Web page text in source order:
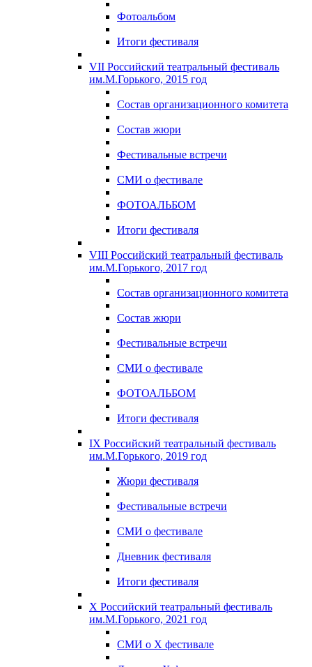
Фотоальбом
Итоги фестиваля
VII Российский театральный фестиваль
им.М.Горького, 2015 год
Состав организационного комитета
Состав жюри
Фестивальные встречи
СМИ о фестивале
ФОТОАЛЬБОМ
Итоги фестиваля
VIII Российский театральный фестиваль
им.М.Горького, 2017 год
Состав организационного комитета
Состав жюри
Фестивальные встречи
СМИ о фестивале
ФОТОАЛЬБОМ
Итоги фестиваля
IX Российский театральный фестиваль
им.М.Горького, 2019 год
Жюри фестиваля
Фестивальные встречи
СМИ о фестивале
Дневник фестиваля
Итоги фестиваля
X Российский театральный фестиваль
им.М.Горького, 2021 год
СМИ о X фестивале